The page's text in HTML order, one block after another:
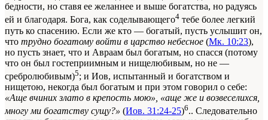
бедности, но ставя ее желаннее и выше богатства, но радуясь
ей и благодаря. Бога, как соделывающего4 тебе более легкий
путь ко спасению. Если же кто — богатый, пусть услышит он,
что трудно богатому войти в царство небесное (Мк. 10:23),
но пусть знает, что и Авраам был богатым, но спасся (потому
что он был гостеприимным и нищелюбивым, но не —
сребролюбивым)5; и Иов, испытанный и богатством и
нищетою, некогда был богатым и при этом говорил о себе:
«Аще вчиних злато в крепость мою», «аще же и возвеселихся,
многу ми богатству сущу?» (Иов. 31:24-25)6.. Следовательно